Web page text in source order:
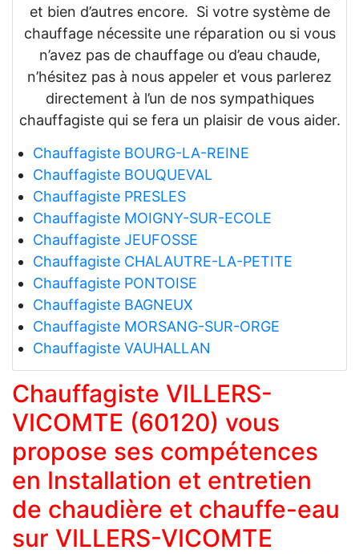
et bien d’autres encore. Si votre système de
chauffage nécessite une réparation ou si vous
n’avez pas de chauffage ou d’eau chaude,
n’hésitez pas à nous appeler et vous parlerez
directement à l’un de nos sympathiques
chauffagiste qui se fera un plaisir de vous aider.
Chauffagiste BOURG-LA-REINE
Chauffagiste BOUQUEVAL
Chauffagiste PRESLES
Chauffagiste MOIGNY-SUR-ECOLE
Chauffagiste JEUFOSSE
Chauffagiste CHALAUTRE-LA-PETITE
Chauffagiste PONTOISE
Chauffagiste BAGNEUX
Chauffagiste MORSANG-SUR-ORGE
Chauffagiste VAUHALLAN
Chauffagiste VILLERS-
VICOMTE (60120) vous
propose ses compétences
en Installation et entretien
de chaudière et chauffe-eau
sur VILLERS-VICOMTE